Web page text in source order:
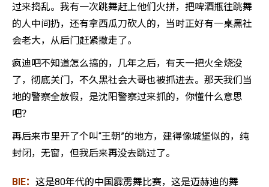
过来捣乱。我有一次跳舞赶上他们火拼，把啤酒瓶往跳舞
的人中间扔，还有拿西瓜刀砍人的，当时正好有一桌黑社
会老大，从后门赶紧撤走了。
疯迪吧不知道怎么搞的，几年之后，有天一把火全烧没
了，彻底关门，不久黑社会大哥也被抓进去。那天我们当
地的警察全放假，是沈阳警察过来抓的，你懂什么意思
吧？
再后来市里开了个叫“王朝”的地方，建得像城堡似的，纯
封闭，无窗，但我后来再没去跳过了。
BIE： 这是80年代的中国霹雳舞比赛，这是迈赫迪的舞